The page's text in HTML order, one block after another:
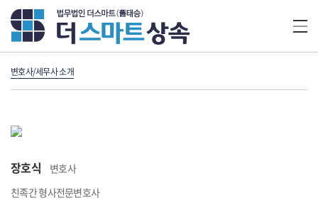
변호사/세무사 소개
장호식
변호사
친족간 형사전문변호사